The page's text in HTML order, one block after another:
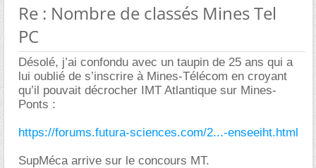
Re : Nombre de classés Mines Tel
PC
Désolé, j’ai confondu avec un taupin de 25 ans qui a
lui oublié de s’inscrire à Mines-Télécom en croyant
qu’il pouvait décrocher IMT Atlantique sur Mines-
Ponts :
https://forums.futura-sciences.com/2...-enseeiht.html
SupMéca arrive sur le concours MT.